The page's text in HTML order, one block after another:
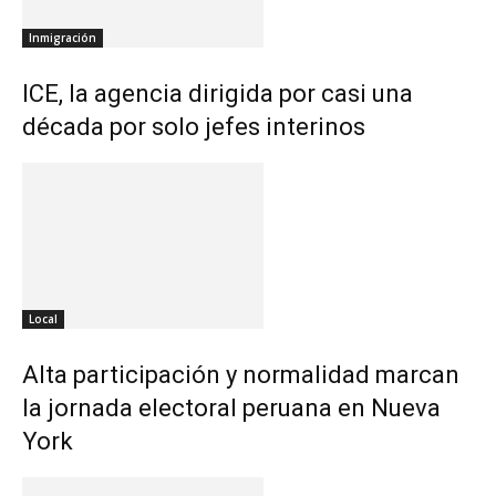
Inmigración
ICE, la agencia dirigida por casi una
década por solo jefes interinos
Local
Alta participación y normalidad marcan
la jornada electoral peruana en Nueva
York